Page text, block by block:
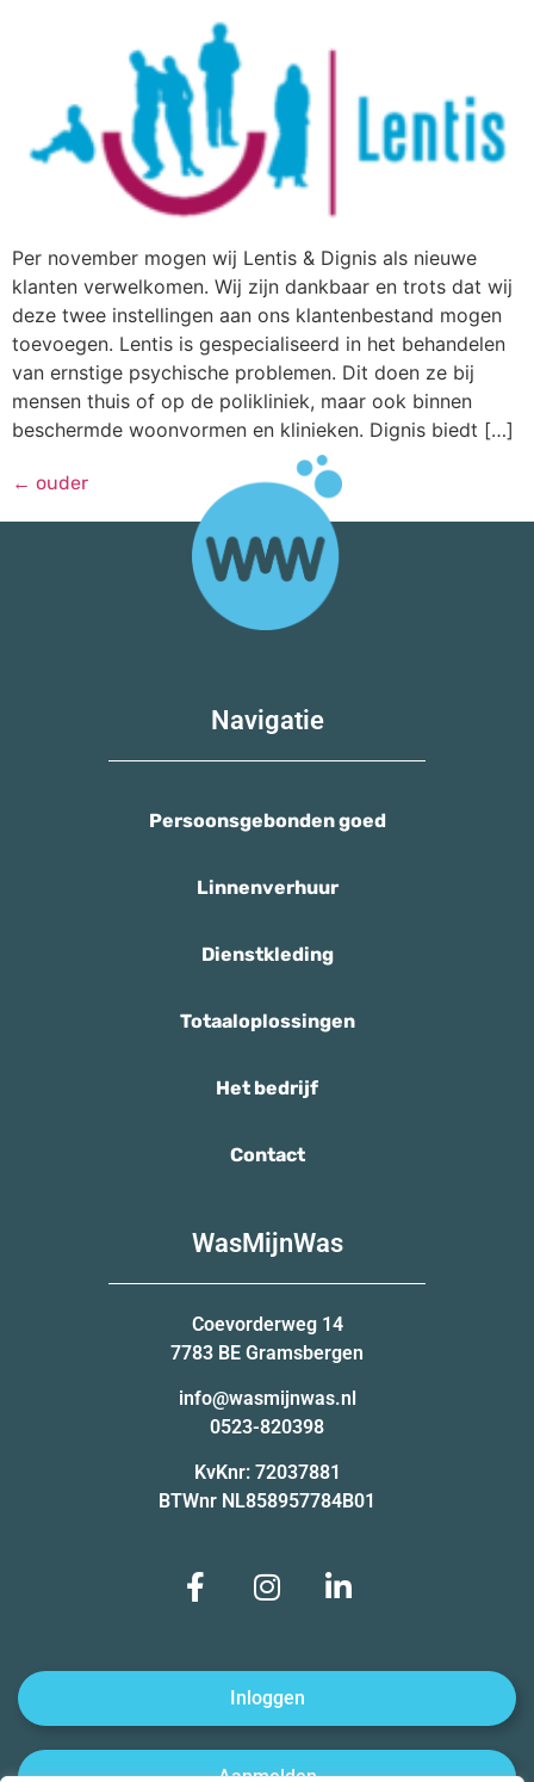
Per november mogen wij Lentis & Dignis als nieuwe
klanten verwelkomen. Wij zijn dankbaar en trots dat wij
deze twee instellingen aan ons klantenbestand mogen
toevoegen. Lentis is gespecialiseerd in het behandelen
van ernstige psychische problemen. Dit doen ze bij
mensen thuis of op de polikliniek, maar ook binnen
beschermde woonvormen en klinieken. Dignis biedt […]
← ouder
Navigatie
Persoonsgebonden goed
Linnenverhuur
Dienstkleding
Totaaloplossingen
Het bedrijf
Contact
WasMijnWas
Coevorderweg 14
7783 BE Gramsbergen
info@wasmijnwas.nl
0523-820398
KvKnr: 72037881
BTWnr NL858957784B01
Inloggen
Aanmelden